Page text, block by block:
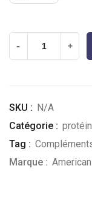
- +
SKU : N/A
Catégorie :
Tag :
Marque :